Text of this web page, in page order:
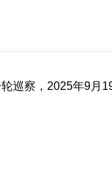
察，2025年9月